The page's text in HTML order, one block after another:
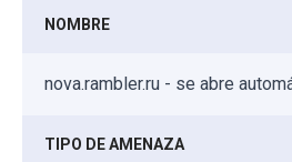
NOMBRE
nova.rambler.ru - se abre
TIPO DE AMENAZA